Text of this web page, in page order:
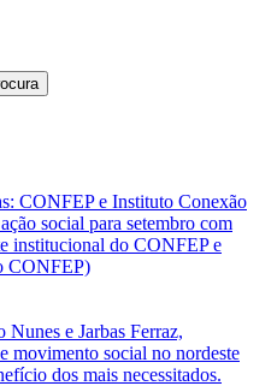
CONFEP e Instituto Conexão
social para setembro com
institucional do CONFEP e
CONFEP)
e Jarbas Ferraz,
movimento social no nordeste
dos mais necessitados.